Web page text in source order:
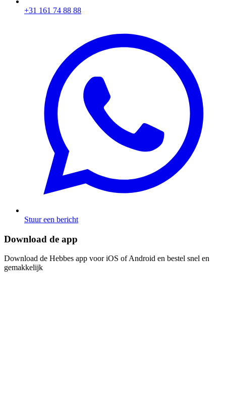
+31 161 74 88 88‬​​​​‌ ‍ ​‍​‍‌‍ ‌ ​‍‌‍‍‌‌‍‌ ‌‍‍‌‌‍ ‍​‍​‍​ ‍‍​‍​‍‌ ​ ‌‍​‌‌‍ ‍‌‍‍‌‌ ‌​‌ ‍‌​‍ ‍‌‍‍‌‌‍ ​‍​‍​‍ ​​‍​‍‌‍‍​‌ ​‍‌‍‌‌‌‍‌‍​‍​‍​ ‍‍​‍​‍‌‍‍​‌ ‌​‌ ‌​‌ ​​​ ‍‍​‍ ​‍ ‌‍ ​‌‍ ‌‍​ ‌‍​‌‌‍ ​‌‍‍​‌‍ ‌ ​ ‌ ‌​​ ‍‍​ ​ ​ ​ ​ ​ ​ ​ ​‍ ‌‍‍‌‌‍ ‍‌ ‌​‌‍‌‌‌‍ ‍‌ ‌​​‍ ‌‍‌‌‌‍‌​‌‍‍‌‌ ‌​​‍ ‌‍ ‌‌‍ ‌‍‌​‌‍‌‌​ ‌‌ ​​‌ ​‍‌‍‌‌‌ ​ ‌‍‌‌‌‍ ‍‌ ‌​‌‍​‌‌ ‌​‌‍‍‌‌‍ ‌‍ ‍​ ‍ ‌‍‍‌‌‍‌​​ ‌‌‍‌ ‌‍ ​‌‍ ‌‍​‍‌‍​‌‌‍ ​​ ‍ ‌ ‌​‌ ‍‌‌ ​​‌‍‌‌​ ‌‌‍‌ ‌‍ ​‌‍ ‌‍​‍‌‍​‌‌‍ ​​ ‍ ‌ ​​‌‍​‌‌ ‌​‌‍‍​​ ‌‌‍​ ‌‍ ‌‍ ‍‌ ‌​‌‍​‌‌‍​ ‌ ‌​​‍ ‍‌ ​​‌‍‍​‌‍ ‌‍ ‍‌‍‌‌​ ‌‍​‍‌‍​‌‌ ​ ‌‍‌‌‌‌‌‌‌ ​‍‌‍ ​​ ‌‌‍‍​‌ ‌​‌ ‌​‌ ​​​‍‌‌​ ​ ‌​​‌​‍‌‌​ ​‍‌​‌‍​‍‌‌​ ​‍‌​‌‍‌‍ ​‌‍ ‌‍​ ‌‍​‌‌‍ ​‌‍‍​‌‍ ‌ ​ ‌ ‌​​‍‌‌​ ​ ‌​​‌​ ​ ​ ​ ​ ​ ​ ​ ​‍‌‍‌‍‍‌‌‍‌​​ ‌‌‍‌ ‌‍ ​‌‍ ‌‍​‍‌‍​‌‌‍ ​​‍‌‍‌ ‌​‌ ‍‌‌ ​​‌‍‌‌​ ‌‌‍‌ ‌‍ ​‌‍ ‌‍​‍‌‍​‌‌‍ ​​‍‌‍‌ ​​‌‍​‌‌ ‌​‌‍‍​​ ‌‌‍​ ‌‍ ‌‍ ‍‌ ‌​‌‍​‌‌‍​ ‌ ‌​​‍ ‍‌ ​​‌‍‍​‌‍ ‌‍ ‍‌‍‌‌​‍‌‍‌ ​​‌‍‌‌‌ ​‍‌ ​ ‌ ​​‌‍‌‌‌‍​ ‌ ‌​‌‍‍‌‌ ‌‍‌‍‌‌​ ‌‌ ​​‌ ‌‌‌‍​‍‌‍ ​‌‍‍‌‌ ​ ‌‍‍​‌‍‌‌‌‍‌​​‍​‍‌ ‌
Stuur een bericht
Download de app​​​​‌ ‍ ​‍​‍‌‍ ‌ ​‍‌‍‍‌‌‍‌ ‌‍‍‌‌‍ ‍​‍​‍​ ‍‍​‍​‍‌ ​ ‌‍​‌‌‍ ‍‌‍‍‌‌ ‌​‌ ‍‌​‍ ‍‌‍‍‌‌‍ ​‍​‍​‍ ​​‍​‍‌‍‍​‌ ​‍‌‍‌‌‌‍‌‍​‍​‍​ ‍‍​‍​‍‌‍‍​‌ ‌​‌ ‌​‌ ​​​ ‍‍​‍ ​‍ ‌‍ ​‌‍ ‌‍​ ‌‍​‌‌‍ ​‌‍‍​‌‍ ‌ ​ ‌ ‌​​ ‍‍​ ​ ​ ​ ​ ​ ​ ​ ​‍ ‌‍‍‌‌‍ ‍‌ ‌​‌‍‌‌‌‍ ‍‌ ‌​​‍ ‌‍‌‌‌‍‌​‌‍‍‌‌ ‌​​‍ ‌‍ ‌‌‍ ‌‍‌​‌‍‌‌​ ‌‌ ​​‌ ​‍‌‍‌‌‌ ​ ‌‍‌‌‌‍ ‍‌ ‌​‌‍​‌‌ ‌​‌‍‍‌‌‍ ‌‍ ‍​ ‍ ‌‍‍‌‌‍‌​​ ‌‌‍‌ ‌‍ ​‌‍ ‌‍​‍‌‍​‌‌‍ ​​ ‍ ‌ ‌​‌ ‍‌‌ ​​‌‍‌‌​ ‌‌‍‌ ‌‍ ​‌‍ ‌‍​‍‌‍​‌‌‍ ​​ ‍ ‌ ​​‌‍​‌‌ ‌​‌‍‍​​ ‌‌‍‌‍‌‍ ‌‍ ‌ ‌​‌‍‌‌‌ ​‍​‍ ‍‌‍​‌‌ ​​‌ ​​‌​‌​‌‍ ‌ ‌ ‌‍ ‍‌‍ ​‌‍ ‌‍​‌‌‍‌​​‍ ‍‌ ‌​‌‍‍‌‌ ‌​‌‍ ​‌‍‌‌​ ‌‍​‍‌‍​‌‌ ​ ‌‍‌‌‌‌‌‌‌ ​‍‌‍ ​​ ‌‌‍‍​‌ ‌​‌ ‌​‌ ​​​‍‌‌​ ​ ‌​​‌​‍‌‌​ ​‍‌​‌‍​‍‌‌​ ​‍‌​‌‍‌‍ ​‌‍ ‌‍​ ‌‍​‌‌‍ ​‌‍‍​‌‍ ‌ ​ ‌ ‌​​‍‌‌​ ​ ‌​​‌​ ​ ​ ​ ​ ​ ​ ​ ​‍‌‍‌‍‍‌‌‍‌​​ ‌‌‍‌ ‌‍ ​‌‍ ‌‍​‍‌‍​‌‌‍ ​​‍‌‍‌ ‌​‌ ‍‌‌ ​​‌‍‌‌​ ‌‌‍‌ ‌‍ ​‌‍ ‌‍​‍‌‍​‌‌‍ ​​‍‌‍‌ ​​‌‍​‌‌ ‌​‌‍‍​​ ‌‌‍‌‍‌‍ ‌‍ ‌ ‌​‌‍‌‌‌ ​‍​‍ ‍‌‍​‌‌ ​​‌ ​​‌​‌​‌‍ ‌ ‌ ‌‍ ‍‌‍ ​‌‍ ‌‍​‌‌‍‌​​‍ ‍‌ ‌​‌‍‍‌‌ ‌​‌‍ ​‌‍‌‌​‍‌‍‌ ​​‌‍‌‌‌ ​‍‌ ​ ‌ ​​‌‍‌‌‌‍​ ‌ ‌​‌‍‍‌‌ ‌‍‌‍‌‌​ ‌‌ ​​‌ ‌‌‌‍​‍‌‍ ​‌‍‍‌‌ ​ ‌‍‍​‌‍‌‌‌‍‌​​‍​‍‌ ‌
Download de Hebbes app voor iOS of Android en bestel snel en
gemakkelijk​​​​‌ ‍ ​‍​‍‌‍ ‌ ​‍‌‍‍‌‌‍‌ ‌‍‍‌‌‍ ‍​‍​‍​ ‍‍​‍​‍‌ ​ ‌‍​‌‌‍ ‍‌‍‍‌‌ ‌​‌ ‍‌​‍ ‍‌‍‍‌‌‍ ​‍​‍​‍ ​​‍​‍‌‍‍​‌ ​‍‌‍‌‌‌‍‌‍​‍​‍​ ‍‍​‍​‍‌‍‍​‌ ‌​‌ ‌​‌ ​​​ ‍‍​‍ ​‍ ‌‍ ​‌‍ ‌‍​ ‌‍​‌‌‍ ​‌‍‍​‌‍ ‌ ​ ‌ ‌​​ ‍‍​ ​ ​ ​ ​ ​ ​ ​ ​‍ ‌‍‍‌‌‍ ‍‌ ‌​‌‍‌‌‌‍ ‍‌ ‌​​‍ ‌‍‌‌‌‍‌​‌‍‍‌‌ ‌​​‍ ‌‍ ‌‌‍ ‌‍‌​‌‍‌‌​ ‌‌ ​​‌ ​‍‌‍‌‌‌ ​ ‌‍‌‌‌‍ ‍‌ ‌​‌‍​‌‌ ‌​‌‍‍‌‌‍ ‌‍ ‍​ ‍ ‌‍‍‌‌‍‌​​ ‌‌‍‌ ‌‍ ​‌‍ ‌‍​‍‌‍​‌‌‍ ​​ ‍ ‌ ‌​‌ ‍‌‌ ​​‌‍‌‌​ ‌‌‍‌ ‌‍ ​‌‍ ‌‍​‍‌‍​‌‌‍ ​​ ‍ ‌ ​​‌‍​‌‌ ‌​‌‍‍​​ ‌‌‍‌‍‌‍ ‌‍ ‌ ‌​‌‍‌‌‌ ​‍​‍ ‍‌‍​‌‌ ​​‌ ​​‌​‌​‌‍ ‌ ‌ ‌‍ ‍‌‍ ​‌‍ ‌‍​‌‌‍‌​​‍ ‍‌‍‌​‌‍‌‌‌ ​ ‌‍​ ‌ ​‍‌‍‍‌‌ ​​‌ ‌​‌‍‍‌‌‍ ‌‍ ‍​ ‌‍​‍‌‍​‌‌ ​ ‌‍‌‌‌‌‌‌‌ ​‍‌‍ ​​ ‌‌‍‍​‌ ‌​‌ ‌​‌ ​​​‍‌‌​ ​ ‌​​‌​‍‌‌​ ​‍‌​‌‍​‍‌‌​ ​‍‌​‌‍‌‍ ​‌‍ ‌‍​ ‌‍​‌‌‍ ​‌‍‍​‌‍ ‌ ​ ‌ ‌​​‍‌‌​ ​ ‌​​‌​ ​ ​ ​ ​ ​ ​ ​ ​‍‌‍‌‍‍‌‌‍‌​​ ‌‌‍‌ ‌‍ ​‌‍ ‌‍​‍‌‍​‌‌‍ ​​‍‌‍‌ ‌​‌ ‍‌‌ ​​‌‍‌‌​ ‌‌‍‌ ‌‍ ​‌‍ ‌‍​‍‌‍​‌‌‍ ​​‍‌‍‌ ​​‌‍​‌‌ ‌​‌‍‍​​ ‌‌‍‌‍‌‍ ‌‍ ‌ ‌​‌‍‌‌‌ ​‍​‍ ‍‌‍​‌‌ ​​‌ ​​‌​‌​‌‍ ‌ ‌ ‌‍ ‍‌‍ ​‌‍ ‌‍​‌‌‍‌​​‍ ‍‌‍‌​‌‍‌‌‌ ​ ‌‍​ ‌ ​‍‌‍‍‌‌ ​​‌ ‌​‌‍‍‌‌‍ ‌‍ ‍​‍‌‍‌ ​​‌‍‌‌‌ ​‍‌ ​ ‌ ​​‌‍‌‌‌‍​ ‌ ‌​‌‍‍‌‌ ‌‍‌‍‌‌​ ‌‌ ​​‌ ‌‌‌‍​‍‌‍ ​‌‍‍‌‌ ​ ‌‍‍​‌‍‌‌‌‍‌​​‍​‍‌ ‌